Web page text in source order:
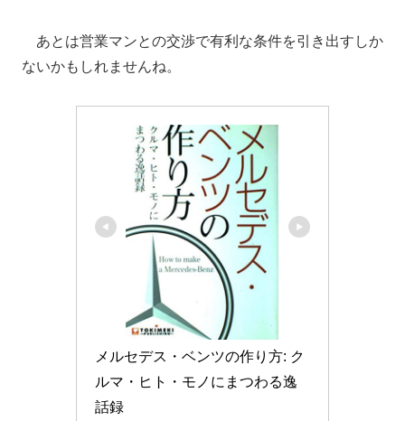
あとは営業マンとの交渉で有利な条件を引き出すしか
ないかもしれませんね。
メルセデス・ベンツの作り方: ク
ルマ・ヒト・モノにまつわる逸
話録